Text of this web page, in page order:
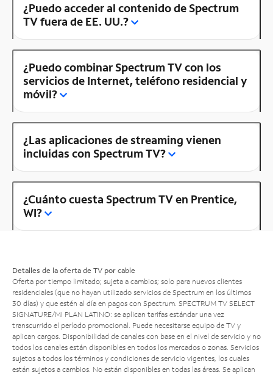
¿Puedo acceder al contenido de Spectrum
TV fuera de EE. UU.?
¿Puedo combinar Spectrum TV con los
servicios de Internet, teléfono residencial y
móvil?
¿Las aplicaciones de streaming vienen
incluidas con Spectrum TV?
¿Cuánto cuesta Spectrum TV en Prentice,
WI?
Detalles de la oferta de TV por cable
Oferta por tiempo limitado; sujeta a cambios; solo para nuevos clientes
residenciales (que no hayan utilizado servicios de Spectrum en los últimos
30 días) y que estén al día en pagos con Spectrum. SPECTRUM TV SELECT
SIGNATURE/MI PLAN LATINO: se aplican tarifas estándar una vez
transcurrido el período promocional. Puede necesitarse equipo de TV y
aplican cargos. Disponibilidad de canales con base en el nivel de servicio y no
todos los canales están disponibles en todos los mercados o zonas. Servicios
sujetos a todos los términos y condiciones de servicio vigentes, los cuales
están sujetos a cambios. No están disponibles en todas las áreas. Se aplican